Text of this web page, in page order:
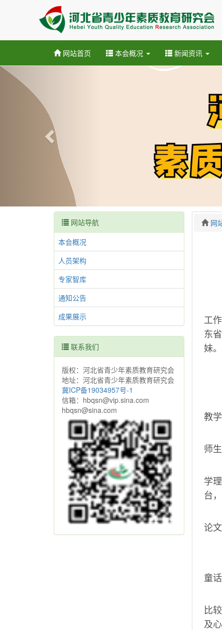
网站首页 本会概况 新闻资讯
网站导航
本会概况
人员架构
专家智库
通知公告
成果展示
联系我们
版权：河北省青少年素质教育研究会
地址：河北省青少年素质教育研究会
冀ICP备19034957号-1
信箱：hbqsn@vip.sina.com
hbqsn@sina.com
网
工
东
妹。
教
师
学
台
论
童
比
及